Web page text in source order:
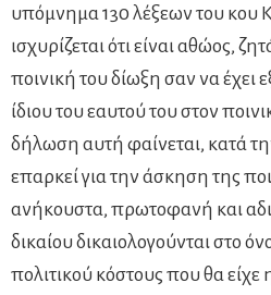
υπόμνημα 130 λέξεων του κου
ισχυρίζεται ότι είναι αθώος,
ποινική του δίωξη σαν να έχει
ίδιου του εαυτού του στον
δήλωση αυτή φαίνεται, κατά
επαρκεί για την άσκηση της
ανήκουστα, πρωτοφανή και
δικαίου δικαιολογούνται στο
πολιτικού κόστους που θα είχε